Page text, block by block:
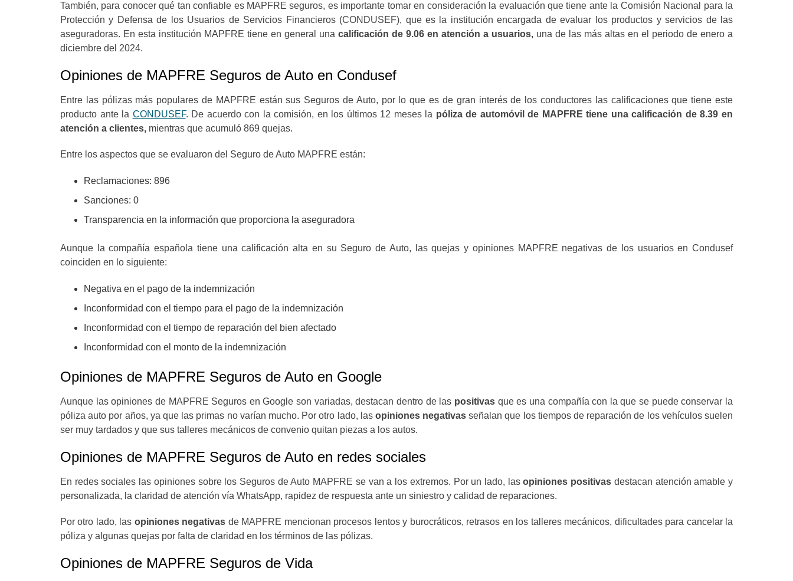
También, para conocer qué tan confiable es MAPFRE seguros, es importante tomar en consideración la evaluación que tiene ante la Comisión Nacional para la
Protección y Defensa de los Usuarios de Servicios Financieros (CONDUSEF), que es la institución encargada de evaluar los productos y servicios de las
aseguradoras. En esta institución MAPFRE tiene en general una calificación de 9.06 en atención a usuarios, una de las más altas en el periodo de enero a
diciembre del 2024.
Opiniones de MAPFRE Seguros de Auto en Condusef
Entre las pólizas más populares de MAPFRE están sus Seguros de Auto, por lo que es de gran interés de los conductores las calificaciones que tiene este
producto ante la CONDUSEF. De acuerdo con la comisión, en los últimos 12 meses la póliza de automóvil de MAPFRE tiene una calificación de 8.39 en
atención a clientes, mientras que acumuló 869 quejas.
Entre los aspectos que se evaluaron del Seguro de Auto MAPFRE están:
Reclamaciones: 896
Sanciones: 0
Transparencia en la información que proporciona la aseguradora
Aunque la compañía española tiene una calificación alta en su Seguro de Auto, las quejas y opiniones MAPFRE negativas de los usuarios en Condusef
coinciden en lo siguiente:
Negativa en el pago de la indemnización
Inconformidad con el tiempo para el pago de la indemnización
Inconformidad con el tiempo de reparación del bien afectado
Inconformidad con el monto de la indemnización
Opiniones de MAPFRE Seguros de Auto en Google
Aunque las opiniones de MAPFRE Seguros en Google son variadas, destacan dentro de las positivasque es una compañía con la que se puede conservar la
póliza auto por años, ya que las primas no varían mucho. Por otro lado, las opiniones negativas señalan que los tiempos de reparación de los vehículos suelen
ser muy tardados y que sus talleres mecánicos de convenio quitan piezas a los autos.
Opiniones de MAPFRE Seguros de Auto en redes sociales
En redes sociales las opiniones sobre los Seguros de Auto MAPFRE se van a los extremos. Por un lado, lasopiniones positivas destacan atención amable y
personalizada, la claridad de atención vía WhatsApp, rapidez de respuesta ante un siniestro y calidad de reparaciones.
Por otro lado, las opiniones negativas de MAPFRE mencionan procesos lentos y burocráticos, retrasos en los talleres mecánicos, dificultades para cancelar la
póliza y algunas quejas por falta de claridad en los términos de las pólizas.
Opiniones de MAPFRE Seguros de Vida